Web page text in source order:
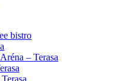
bistro
– Terasa